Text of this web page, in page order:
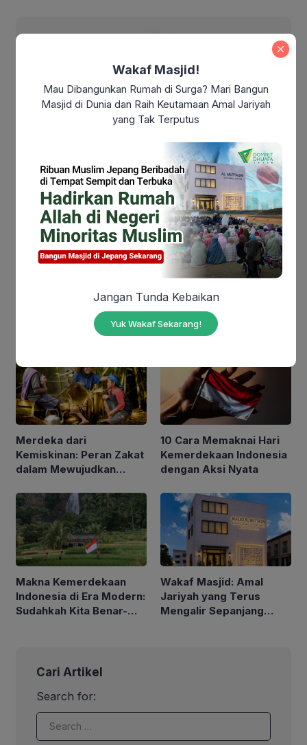
Dompet Dhuafa Jabar
You might also like
Maulid Nabi Muhammad
SAW: Sejarah, Makna,
Refleksi Diri, dan Amalan
Makna Maulid Nabi
Muhammad SAW:
Meneladani Akhlak
Merdeka dari
Kemiskinan: Peran Zakat
dalam Mewujudkan
Sejahtera
10 Cara Memaknai Hari
Kemerdekaan Indonesia
dengan Aksi Nyata
Makna Kemerdekaan
Indonesia di Era Modern:
Sudahkah Kita Benar-
Wakaf Masjid: Amal
Jariyah yang Terus
Mengalir Sepanjang
Cari Artikel
Search for:
Wakaf Masjid!
Mau Dibangunkan Rumah di Surga? Mari Bangun
Masjid di Dunia dan Raih Keutamaan Amal Jariyah
yang Tak Terputus
Jangan Tunda Kebaikan
Yuk Wakaf Sekarang!